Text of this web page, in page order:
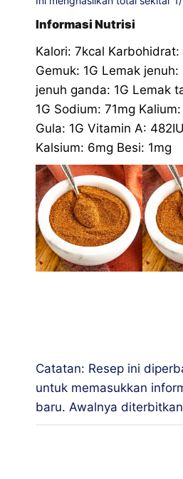
Informasi Nutrisi
Kalori: 7kcal Karbohidrat:
Gemuk: 1G Lemak jenuh:
jenuh ganda: 1G Lemak
1G Sodium: 71mg Kalium:
Gula: 1G Vitamin A: 482IU
Kalsium: 6mg Besi: 1mg
Catatan: Resep ini
untuk memasukkan
baru. Awalnya